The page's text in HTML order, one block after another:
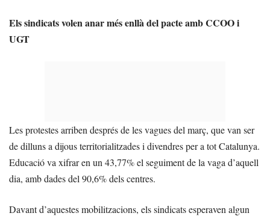
Els sindicats volen anar més enllà del pacte amb CCOO i
UGT
Les protestes arriben després de les vagues del març, que van ser
de dilluns a dijous territorialitzades i divendres per a tot Catalunya.
Educació va xifrar en un 43,77% el seguiment de la vaga d’aquell
dia, amb dades del 90,6% dels centres.
Davant d’aquestes mobilitzacions, els sindicats esperaven algun